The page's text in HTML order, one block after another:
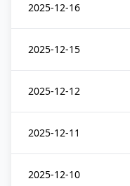
2025-12-16
2025-12-15
2025-12-12
2025-12-11
2025-12-10